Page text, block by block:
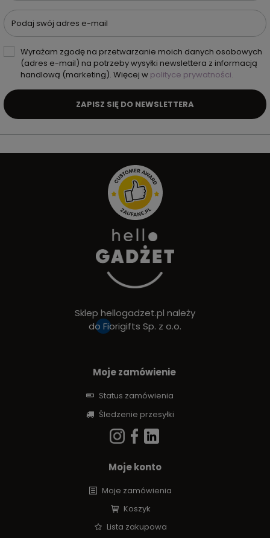
Podaj swój adres e-mail
Wyrażam zgodę na przetwarzanie moich danych osobowych
(adres e-mail) na potrzeby wysyłki newslettera z informacją
handlową (marketing). Więcej w polityce prywatności.
ZAPISZ SIĘ DO NEWSLETTERA
Sklep hellogadzet.pl należy
do Fiorigifts Sp. z o.o.
Moje zamówienie
Status zamówienia
Śledzenie przesyłki
Moje konto
Moje zamówienia
Koszyk
Lista zakupowa